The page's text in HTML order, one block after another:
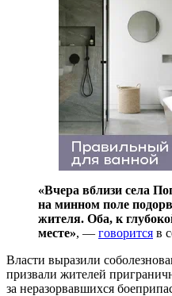
«Вчера вблизи села
на минном поле
жителя. Оба, к
месте», — говорится в
Власти выразили
призвали жителей
за неразорвавшихся